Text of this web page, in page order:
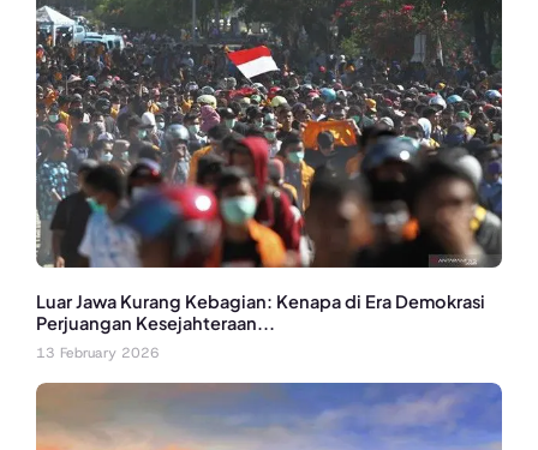
Luar Jawa Kurang Kebagian: Kenapa di Era Demokrasi
Perjuangan Kesejahteraan...
13 February 2026